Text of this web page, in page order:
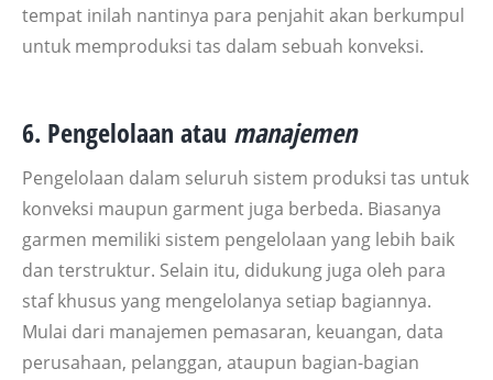
tempat inilah nantinya para penjahit akan berkumpul
untuk memproduksi tas dalam sebuah konveksi.
6. Pengelolaan atau manajemen
Pengelolaan dalam seluruh sistem produksi tas untuk
konveksi maupun garment juga berbeda. Biasanya
garmen memiliki sistem pengelolaan yang lebih baik
dan terstruktur. Selain itu, didukung juga oleh para
staf khusus yang mengelolanya setiap bagiannya.
Mulai dari manajemen pemasaran, keuangan, data
perusahaan, pelanggan, ataupun bagian-bagian